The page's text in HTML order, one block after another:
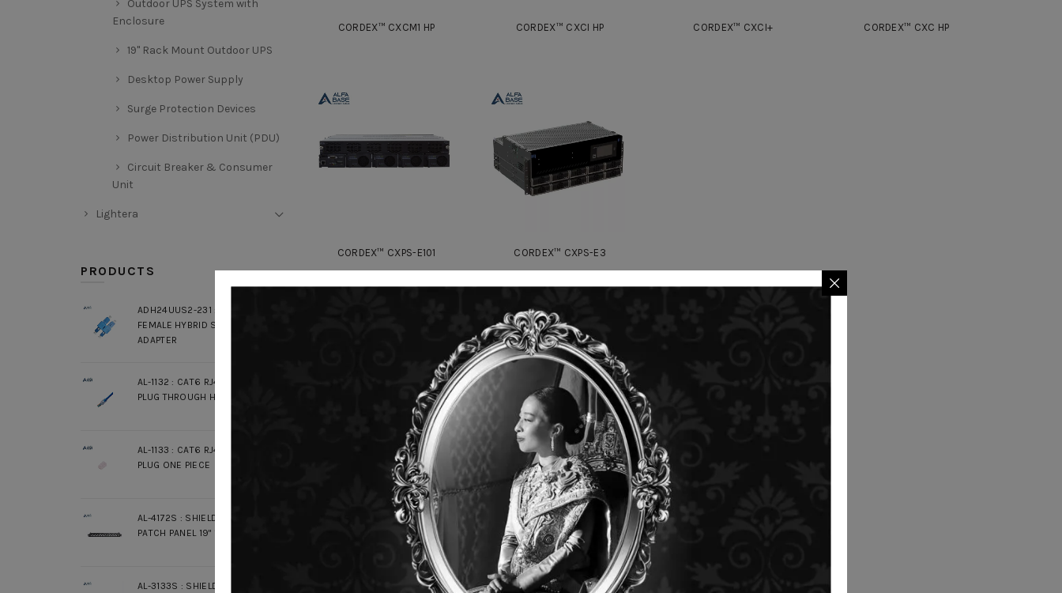
CORDEX™ CXCM1 HP CORDEX™ CXCI HP CORDEX™ CXCI+ CORDEX™ CXC HP
CORDEX™ CXPS-E101 CORDEX™ CXPS-E3
Outdoor UPS System with
Enclosure
19" Rack Mount Outdoor UPS
Desktop Power Supply
Surge Protection Devices
Power Distribution Unit (PDU)
Circuit Breaker & Consumer
Unit
Lightera
PRODUCTS
ADH24UUS2-231 : SC MALE / LC
FEMALE HYBRID SM DUPLEX
ADAPTER
AL-1132 : CAT6 RJ45 MODULAR
PLUG THROUGH HOLE
AL-1133 : CAT6 RJ45 MODULAR
PLUG ONE PIECE
AL-4172S : SHIELDED UNLOAD
PATCH PANEL 19" 1U 24 PORT
AL-3133S : SHIELDED CAT6A RJ45